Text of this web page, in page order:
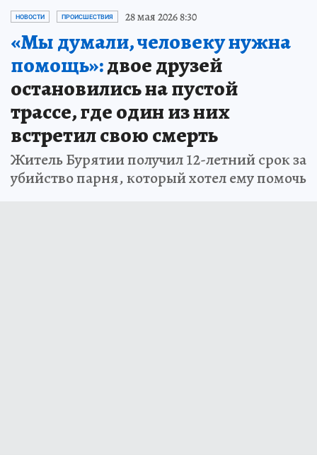
НОВОСТИ ПРОИСШЕСТВИЯ 28 мая 2026 8:30
«Мы думали, человеку нужна
помощь»:двое друзей
остановились на пустой
трассе, где один из них
встретил свою смерть
Житель Бурятии получил 12-летний срок за
убийство парня, который хотел ему помочь